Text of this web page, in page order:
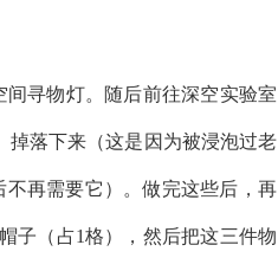
寻物灯。随后前往深空实验室
掉落下来（这是因为被浸泡过老
不再需要它）。做完这些后，再
子（占1格），然后把这三件物